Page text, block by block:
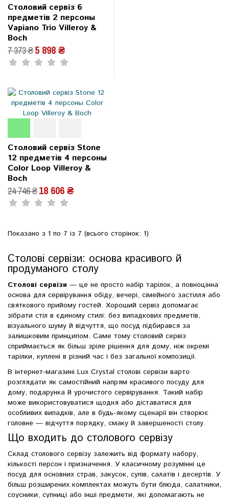
Столовий сервіз 6
предметів 2 персоны
Vapiano Trio Villeroy &
Boch
7 373 ₴5 898 ₴
Столовий сервіз Stone
12 предметів 4 персоны
Color Loop Villeroy &
Boch
24 746 ₴18 606 ₴
Показано з 1 по 7 із 7 (всього сторінок: 1)
Столові сервізи: основа красивого й
продуманого столу
Столові сервізи — це не просто набір тарілок, а повноцінна
основа для сервірування обіду, вечері, сімейного застілля або
святкового прийому гостей. Хороший сервіз допомагає
зібрати стіл в єдиному стилі: без випадкових предметів,
візуального шуму й відчуття, що посуд підбирався за
залишковим принципом. Саме тому столовий сервіз
сприймається як більш зріле рішення для дому, ніж окремі
тарілки, куплені в різний час і без загальної композиції.
В інтернет-магазині Lux Crystal столові сервізи варто
розглядати як самостійний напрям красивого посуду для
дому, подарунка й урочистого сервірування. Такий набір
може використовуватися щодня або діставатися для
особливих випадків, але в будь-якому сценарії він створює
головне — відчуття порядку, смаку й завершеності столу.
Що входить до столового сервізу
Склад столового сервізу залежить від формату набору,
кількості персон і призначення. У класичному розумінні це
посуд для основних страв, закусок, супів, салатів і десертів. У
більш розширених комплектах можуть бути блюда, салатники,
соусники, супниці або інші предмети, які допомагають не